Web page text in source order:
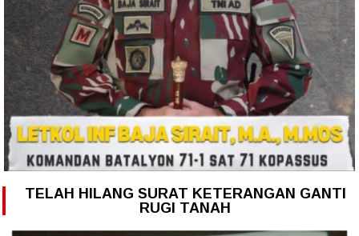
TELAH HILANG SURAT KETERANGAN GANTI
RUGI TANAH